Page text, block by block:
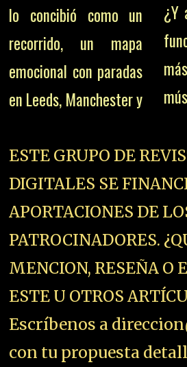
lo concibió como un
recorrido, un mapa
emocional con paradas
en Leeds, Manchester y
¿Y
ESTE GRUPO DE
DIGITALES SE
APORTACIONES DE
PATROCINADORES.
MENCION, RESEÑA O
ESTE U OTROS
Escríbenos a
con tu propuesta